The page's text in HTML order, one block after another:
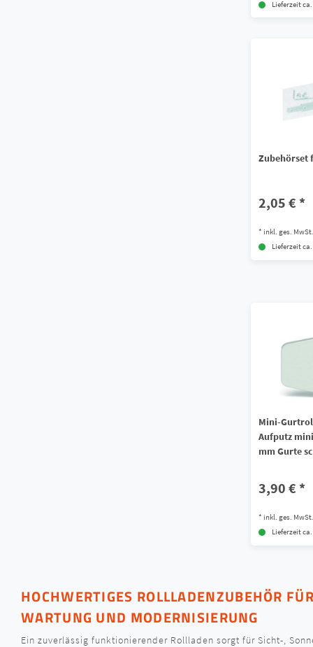
Lieferzeit
Zubehörset
2,05 € *
* inkl. ges. MwSt.
Lieferzeit
Mini-
Aufputz
mm Gurte
3,90 € *
* inkl. ges. MwSt.
Lieferzeit
HOCHWERTIGES ROLLLADENZUBEHÖR
WARTUNG UND MODERNISIERUNG
Ein zuverlässig funktionierender Rollladen sorgt für Sicht-,